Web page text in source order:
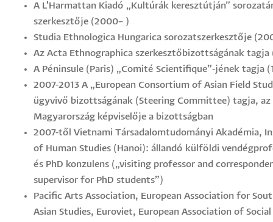
A L'Harmattan Kiadó „Kultúrák keresztútján”
szerkesztője (2000– )
Studia Ethnologica Hungarica sorozatszerkesztője
Az Acta Ethnographica szerkesztőbizottságának tagja
A Péninsule (Paris) „Comité Scientifique”-jének tagja
2007-2013 A „European Consortium of Asian Field
ügyvivő bizottságának (Steering Committee) tagja, az
Magyarország képviselője a bizottságban
2007-től Vietnami Társadalomtudományi Akadémia,
of Human Studies (Hanoi): állandó külföldi
és PhD konzulens („visiting professor and
supervisor for PhD students”)
Pacific Arts Association, European Association for
Asian Studies, Euroviet, European Association of Social